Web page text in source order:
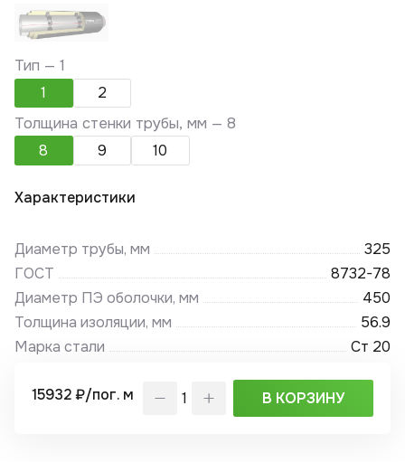
Тип —1
1
2
Толщина стенки трубы, мм —8
8
9 10
Характеристики
Диаметр трубы, мм
325
ГОСТ
8732-78
Диаметр ПЭ оболочки, мм
450
Толщина изоляции, мм
56.9
Марка стали
Ст 20
15932 ₽/пог. м В КОРЗИНУ